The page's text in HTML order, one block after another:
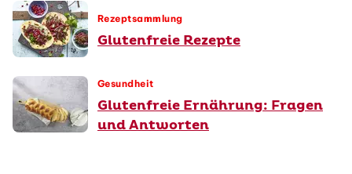
Rezeptsammlung
Glutenfreie Rezepte
Gesundheit
Glutenfreie Ernährung: Fragen
und Antworten